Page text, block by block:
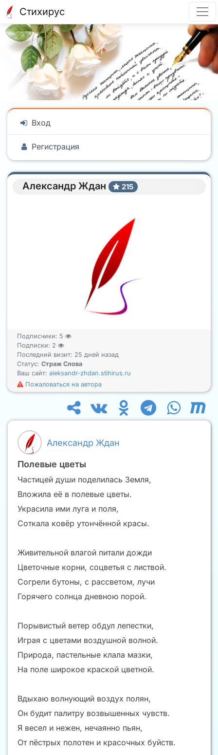
Стихирус
Вход
Регистрация
Александр Ждан 215
Подписчики: 5
Подписки: 2
Последний визит: 25 дней назад
Статус: Страж Слова
Ваш сайт: aleksandr-zhdan.stihirus.ru
Пожаловаться на автора
Александр Ждан
Полевые цветы
Частицей души поделилась Земля,
Вложила её в полевые цветы.
Украсила ими луга и поля,
Соткала ковёр утончённой красы.
Живительной влагой питали дожди
Цветочные корни, соцветья с листвой.
Согрели бутоны, с рассветом, лучи
Горячего солнца дневною порой.
Порывистый ветер обдул лепестки,
Играя с цветами воздушной волной.
Природа, пастельные клала мазки,
На поле широкое краской цветной.
Вдыхаю волнующий воздух полян,
Он будит палитру возвышенных чувств.
Я весел и нежен, нечаянно пьян,
От пёстрых полотен и красочных буйств.